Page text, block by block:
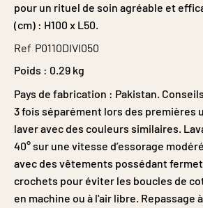
pour un rituel de soin agréable et
(cm) : H100 x L50.
Ref P0110DIVI050
Poids : 0.29 kg
Pays de fabrication : Pakistan.
3 fois séparément lors des premières
laver avec des couleurs similaires.
40° sur une vitesse d’essorage
avec des vêtements possédant
crochets pour éviter les boucles de
en machine ou à l'air libre. Repassage